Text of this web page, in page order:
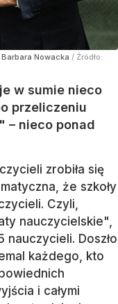
Nowacka / Źródło:
w sumie nieco
przeliczeniu
– nieco ponad
zrobiła się
że szkoły
Czyli,
nauczycielskie",
Doszło
każdego, kto
i całymi